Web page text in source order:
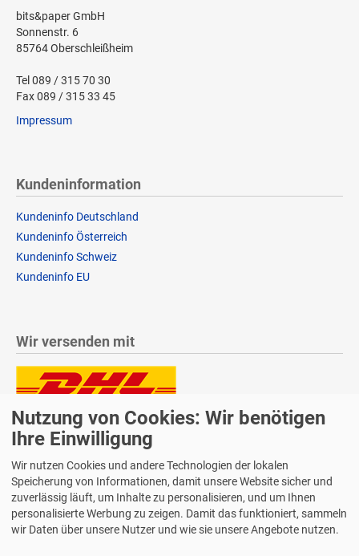
bits&paper GmbH
Sonnenstr. 6
85764 Oberschleißheim
Tel 089 / 315 70 30
Fax 089 / 315 33 45
Impressum
Kundeninformation
Kundeninfo Deutschland
Kundeninfo Österreich
Kundeninfo Schweiz
Kundeninfo EU
Wir versenden mit
Lieferung auch an Packstationen und Postfilialen
Samstagszustellung
Bequeme Zahlung über Paypal
Nutzung von Cookies: Wir benötigen
Ihre Einwilligung
Wir nutzen Cookies und andere Technologien der lokalen
Speicherung von Informationen, damit unsere Website sicher und
zuverlässig läuft, um Inhalte zu personalisieren, und um Ihnen
personalisierte Werbung zu zeigen. Damit das funktioniert, sammeln
wir Daten über unsere Nutzer und wie sie unsere Angebote nutzen.